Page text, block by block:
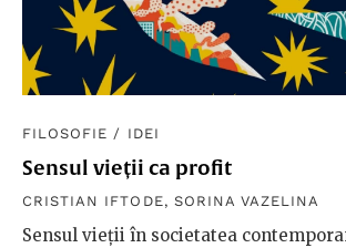
FILOSOFIE / IDEI
Sensul vieții ca profit
CRISTIAN IFTODE, SORINA VAZELINA
Sensul vieţii în societatea